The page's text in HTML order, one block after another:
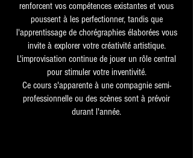
renforcent vos compétences existantes et vous
poussent à les perfectionner, tandis que
l'apprentissage de chorégraphies élaborées vous
invite à explorer votre créativité artistique.
L'improvisation continue de jouer un rôle central
pour stimuler votre inventivité.
Ce cours s'apparente à une compagnie semi-
professionnelle ou des scènes sont à prévoir
durant l'année.